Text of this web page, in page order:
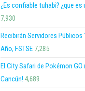
¿Es confiable tuhabi? ¿que
7,930
Recibirán Servidores
Año, FSTSE 7,285
El City Safari de Pokémon GO
Cancún! 4,689